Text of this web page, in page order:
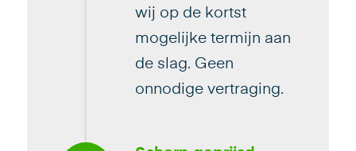
wij op de kortst
mogelijke termijn aan
de slag. Geen
onnodige vertraging.